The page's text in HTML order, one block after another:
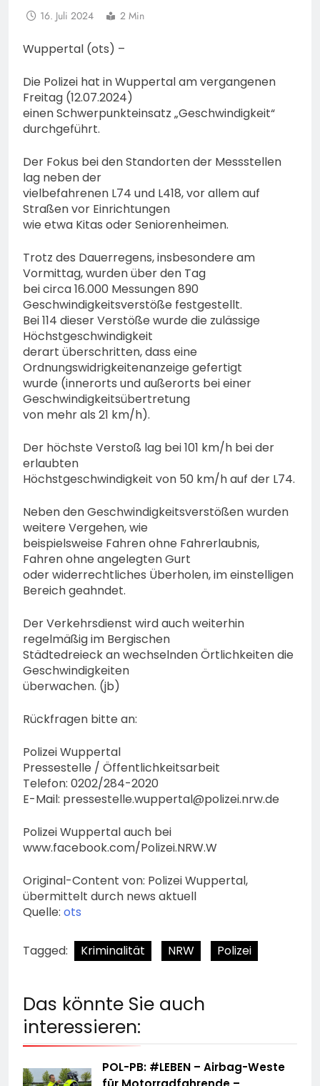
16. Juli 2024 2 Min
Wuppertal (ots) –
Die Polizei hat in Wuppertal am vergangenen
Freitag (12.07.2024)
einen Schwerpunkteinsatz „Geschwindigkeit“
durchgeführt.
Der Fokus bei den Standorten der Messstellen
lag neben der
vielbefahrenen L74 und L418, vor allem auf
Straßen vor Einrichtungen
wie etwa Kitas oder Seniorenheimen.
Trotz des Dauerregens, insbesondere am
Vormittag, wurden über den Tag
bei circa 16.000 Messungen 890
Geschwindigkeitsverstöße festgestellt.
Bei 114 dieser Verstöße wurde die zulässige
Höchstgeschwindigkeit
derart überschritten, dass eine
Ordnungswidrigkeitenanzeige gefertigt
wurde (innerorts und außerorts bei einer
Geschwindigkeitsübertretung
von mehr als 21 km/h).
Der höchste Verstoß lag bei 101 km/h bei der
erlaubten
Höchstgeschwindigkeit von 50 km/h auf der L74.
Neben den Geschwindigkeitsverstößen wurden
weitere Vergehen, wie
beispielsweise Fahren ohne Fahrerlaubnis,
Fahren ohne angelegten Gurt
oder widerrechtliches Überholen, im einstelligen
Bereich geahndet.
Der Verkehrsdienst wird auch weiterhin
regelmäßig im Bergischen
Städtedreieck an wechselnden Örtlichkeiten die
Geschwindigkeiten
überwachen. (jb)
Rückfragen bitte an:
Polizei Wuppertal
Pressestelle / Öffentlichkeitsarbeit
Telefon: 0202/284-2020
E-Mail: pressestelle.wuppertal@polizei.nrw.de
Polizei Wuppertal auch bei
www.facebook.com/Polizei.NRW.W
Original-Content von: Polizei Wuppertal,
übermittelt durch news aktuell
Quelle: ots
Tagged: Kriminalität NRW Polizei
Das könnte Sie auch
interessieren:
POL-PB: #LEBEN – Airbag-Weste